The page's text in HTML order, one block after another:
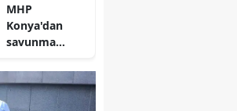
açıklandı
MHP
Konya'dan
savunma
yeni hamle: İlk
toplantı
yapıldı!